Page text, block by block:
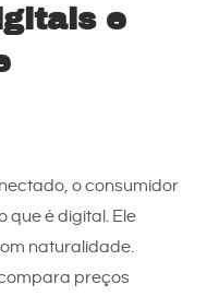
e
o consumidor
que é digital. Ele
naturalidade.
preços